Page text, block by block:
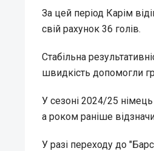
За цей період Карім
свій рахунок 36 голів.
Стабільна
швидкість допомогли
У сезоні 2024/25
а роком раніше
У разі переходу до